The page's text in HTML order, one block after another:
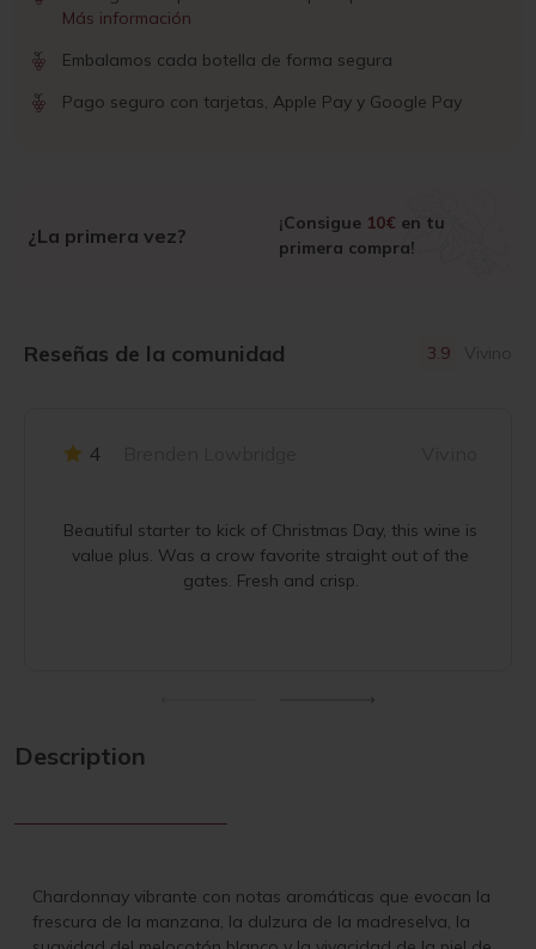
Más información
Embalamos cada botella de forma segura
Pago seguro con tarjetas, Apple Pay y Google Pay
¿La primera vez?
¡Consigue 10€ en tu
primera compra!
Reseñas de la comunidad 3.9 Vivino
4
Beautiful starter to kick of Christmas Day, this wine is
value plus. Was a crow favorite straight out of the
gates. Fresh and crisp.
Description
Chardonnay vibrante con notas aromáticas que evocan la
frescura de la manzana, la dulzura de la madreselva, la